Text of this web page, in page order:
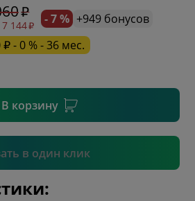
144 - 7 % +949 бонусов
₽ - 0 % - 36 мес.
В корзину
в один клик
поле
Подтвердить